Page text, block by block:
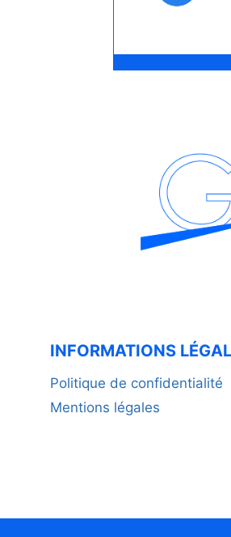
INFORMATIONS
Politique de confidentialité
Mentions légales